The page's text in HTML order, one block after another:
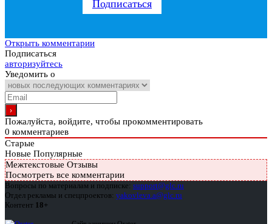
Подписаться
Открыть комментарии
Подписаться
авторизуйтесь
Уведомить о
Пожалуйста, войдите, чтобы прокомментировать
0 комментариев
Старые
Новые Популярные
Межтекстовые Отзывы
Посмотреть все комментарии
Вопросы по материалам и подписке: support@glc.ru
Отдел рекламы и спецпроектов: yakovleva.a@glc.ru
Контент 18+